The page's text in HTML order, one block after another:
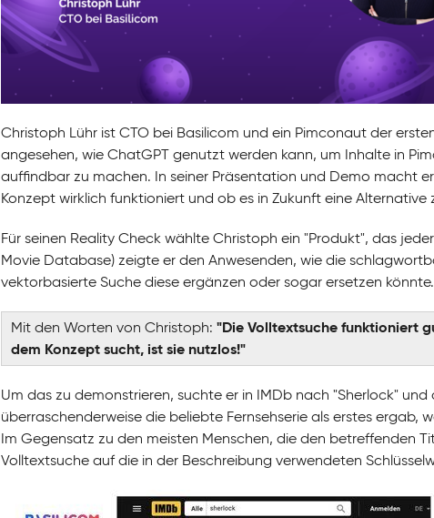
Christoph Lühr ist CTO bei Basilicom und ein Pimconaut der
angesehen, wie ChatGPT genutzt werden kann, um Inhalte in
auffindbar zu machen. In seiner Präsentation und Demo macht
Konzept wirklich funktioniert und ob es in Zukunft eine Alternative
Für seinen Reality Check wählte Christoph ein "Produkt", das
Movie Database) zeigte er den Anwesenden, wie die
vektorbasierte Suche diese ergänzen oder sogar ersetzen könnte.
Mit den Worten von Christoph: "Die Volltextsuche funktioniert
dem Konzept sucht, ist sie nutzlos!"
Um das zu demonstrieren, suchte er in IMDb nach "Sherlock"
überraschenderweise die beliebte Fernsehserie als erstes ergab,
Im Gegensatz zu den meisten Menschen, die den betreffenden
Volltextsuche auf die in der Beschreibung verwendeten